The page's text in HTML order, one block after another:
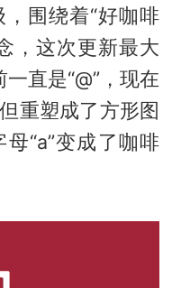
围绕着“好咖啡
，这次更新最大
直是“@”，现在
重塑成了方形图
“a”变成了咖啡